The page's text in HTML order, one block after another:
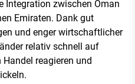
Integration zwischen Oman
Emiraten. Dank gut
und enger wirtschaftlicher
relativ schnell auf
reagieren und